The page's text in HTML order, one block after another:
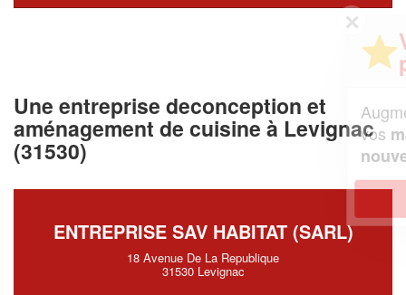
Une entreprise deconception et
aménagement de cuisine à Levignac
(31530)
ENTREPRISE SAV HABITAT (SARL)
18 Avenue De La Republique
31530 Levignac
Augmentez votrechiffre d'affaireset
vosmargestout en gagnant de